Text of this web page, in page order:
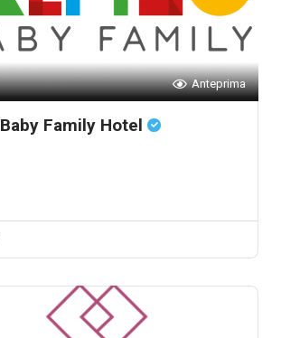
Anteprima
Family Hotel